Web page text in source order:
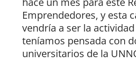
Emprendedores, y esta
vendría a ser la
teníamos pensada con
universitarios de la